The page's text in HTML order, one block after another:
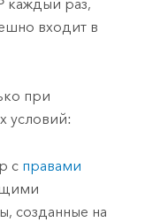
каждый раз,
входит в
при
условий:
с правами
созданные на